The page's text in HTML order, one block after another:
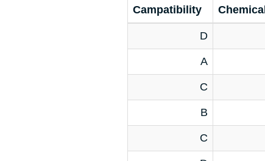
Chemical
Campatibility
D
A
C
B
C